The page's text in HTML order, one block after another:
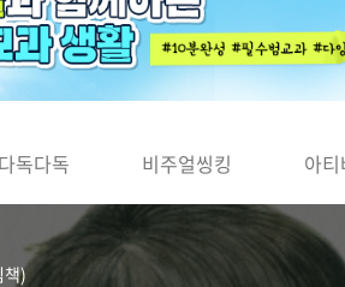
다독다독 비주얼씽킹 아
책)